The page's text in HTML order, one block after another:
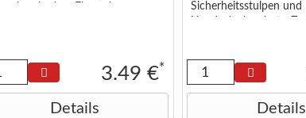
3.49 €*
Details
Sicherheitsstulpen und
x 14 x 5 cm)
Details